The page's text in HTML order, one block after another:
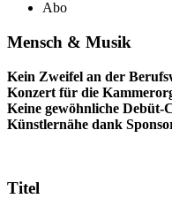
Abo
Mensch & Musik
Kein Zweifel an der
Konzert für die
Keine gewöhnliche Debüt-
Künstlernähe dank
Titel